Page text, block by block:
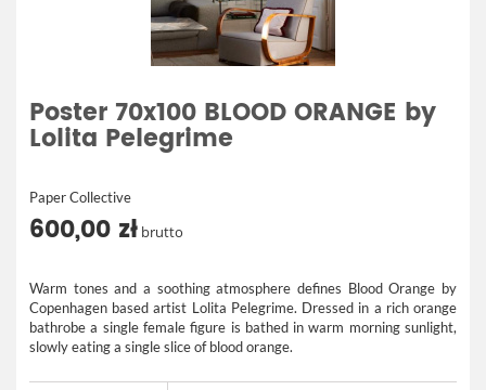
Poster 70x100 BLOOD ORANGE by
Lolita Pelegrime
Paper Collective
600,00 zł brutto
Warm tones and a soothing atmosphere defines Blood Orange by
Copenhagen based artist Lolita Pelegrime. Dressed in a rich orange
bathrobe a single female figure is bathed in warm morning sunlight,
slowly eating a single slice of blood orange.